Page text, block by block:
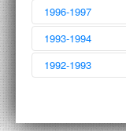
Francesco
1996-1997
1993-1994
1992-1993